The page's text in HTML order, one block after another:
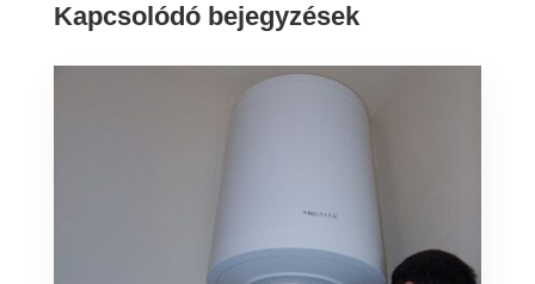
Kapcsolódó bejegyzések